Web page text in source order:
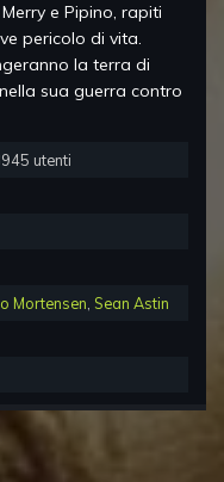
e Pipino, rapiti
pericolo di vita.
la terra di
sua guerra contro
utenti
Mortensen Sean Astin